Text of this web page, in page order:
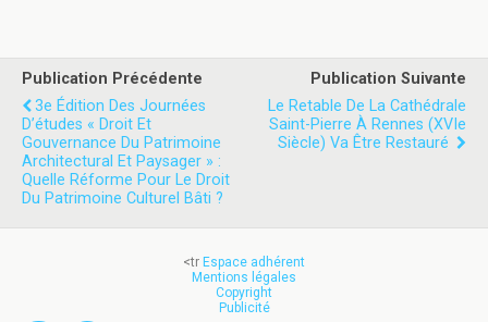
Publication Précédente
3e Édition Des Journées
D’études « Droit Et
Gouvernance Du Patrimoine
Architectural Et Paysager » :
Quelle Réforme Pour Le Droit
Du Patrimoine Culturel Bâti ?
Publication Suivante
Le Retable De La Cathédrale
Saint-Pierre À Rennes (XVIe
Siècle) Va Être Restauré
<tr Espace adhérent
Mentions légales
Copyright
Publicité